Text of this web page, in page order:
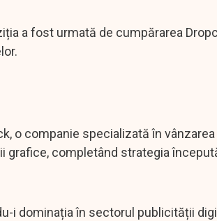
a fost urmată de cumpărarea
o companie specializată în
completând strategia
i dominația în sectorul publicității